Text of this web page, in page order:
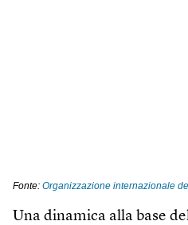
Una dinamica alla base